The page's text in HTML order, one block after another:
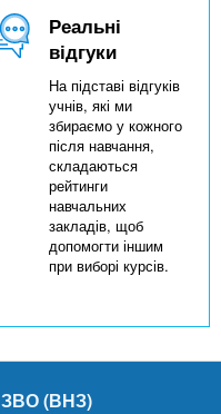
Реальні
відгуки
На підставі відгуків
учнів, які ми
збираємо у кожного
після навчання,
складаються
рейтинги
навчальних
закладів, щоб
допомогти іншим
при виборі курсів.
ЗВО (ВНЗ)